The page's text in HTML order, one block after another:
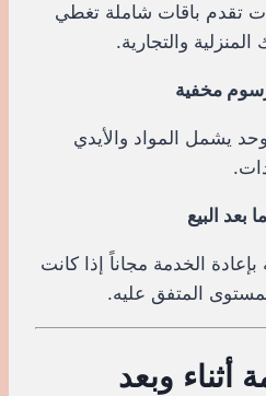
تقدم باقات شاملة تغطي
المنزلية والتجارية.
مخفية
يشمل المواد والأيدي
بعد البيع
بإعادة الخدمة مجاناً إذا كانت
المتفق عليه.
أثناء وبعد